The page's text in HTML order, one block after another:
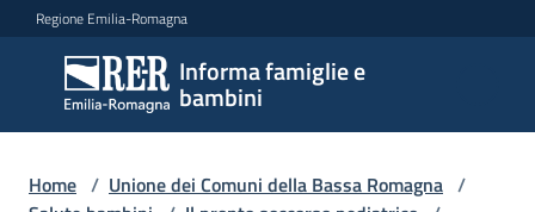
Vai al contenuto
Vai alla navigazione
Vai al footer
Regione Emilia-Romagna
Informa famiglie e
bambini
Informa
famiglie
e
bambini
Home / Unione dei Comuni della Bassa Romagna /